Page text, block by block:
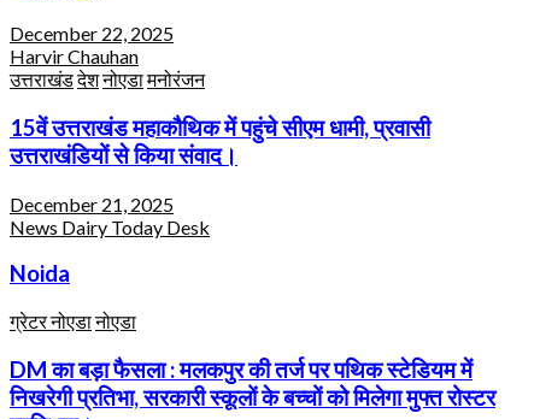
December 22, 2025
Harvir Chauhan
उत्तराखंडदेशनोएडामनोरंजन
15वें उत्तराखंड महाकौथिक में पहुंचे सीएम धामी, प्रवासी
उत्तराखंडियों से किया संवाद।
December 21, 2025
News Dairy Today Desk
Noida
ग्रेटर नोएडानोएडा
DM का बड़ा फैसला : मलकपुर की तर्ज पर पथिक स्टेडियम में
निखरेगी प्रतिभा, सरकारी स्कूलों के बच्चों को मिलेगा मुफ्त रोस्टर